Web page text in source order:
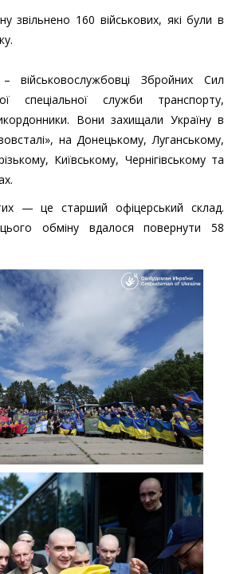
звільнено 160 військових, які були в
військовослужбовці Збройних Сил
спеціальної служби транспорту,
Вони захищали Україну в
на Донецькому, Луганському,
Київському, Чернігівському та
— це старший офіцерський склад.
обміну вдалося повернути 58